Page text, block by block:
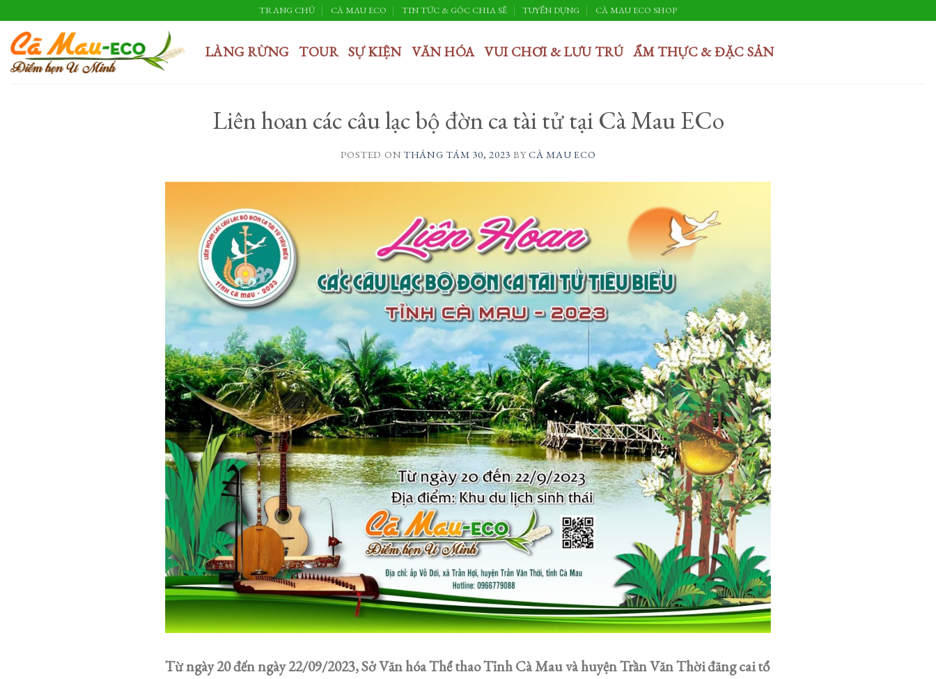
content
TRANG CHỦ CÀ MAU ECO TIN TỨC & GÓC CHIA SẼ TUYỂN DỤNG CÀ MAU ECO SHOP
LÀNG RỪNG TOUR SỰ KIỆN VĂN HÓA VUI CHƠI & LƯU TRÚ ẨM THỰC & ĐẶC SẢN
Liên hoan các câu lạc bộ đờn ca tài tử tại Cà Mau ECo
POSTED ON THÁNG TÁM 30, 2023 BYCÀ MAU ECO
Từ ngày 20 đến ngày 22/09/2023, Sở Văn hóa Thể thao Tỉnh Cà Mau và huyện Trần Văn Thời đăng cai tổ